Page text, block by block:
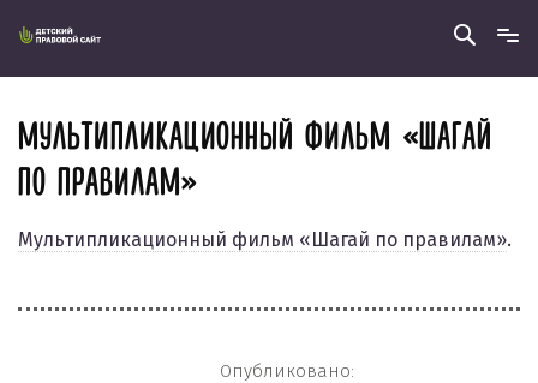
МУЛЬТИПЛИКАЦИОННЫЙ ФИЛЬМ «ШАГАЙ
ПО ПРАВИЛАМ»
Мультипликационный фильм «Шагай по правилам».
Опубликовано: